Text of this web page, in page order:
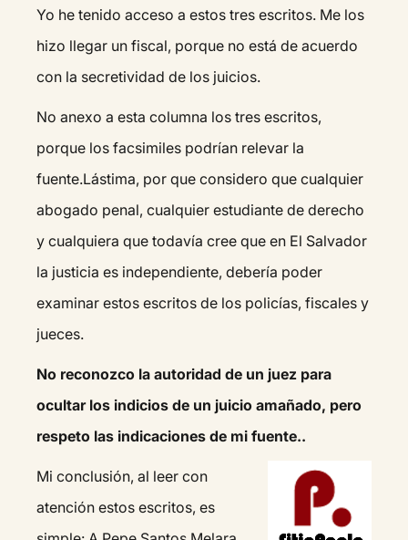
Yo he tenido acceso a estos tres escritos. Me los
hizo llegar un fiscal, porque no está de acuerdo
con la secretividad de los juicios.
No anexo a esta columna los tres escritos,
porque los facsimiles podrían relevar la
fuente.Lástima, por que considero que cualquier
abogado penal, cualquier estudiante de derecho
y cualquiera que todavía cree que en El Salvador
la justicia es independiente, debería poder
examinar estos escritos de los policías, fiscales y
jueces.
No reconozco la autoridad de un juez para
ocultar los indicios de un juicio amañado, pero
respeto las indicaciones de mi fuente..
Mi conclusión, al leer con
atención estos escritos, es